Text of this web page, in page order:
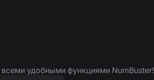
всеми удобными функциями NumBuster!